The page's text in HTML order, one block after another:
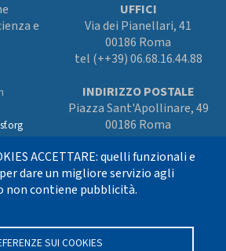
e
UFFICI
Via dei Pianellari, 41
00186 Roma
tel (++39) 06.68.16.44.88
INDIRIZZO POSTALE
Piazza Sant'Apollinare, 49
00186 Roma
In collaborazione
con il Servizio
nazionale della CEI
per il progetto
cattolica
ACCETTARE: quelli funzionali e
dare un migliore servizio agli
non contiene pubblicità.
SUI COOKIES